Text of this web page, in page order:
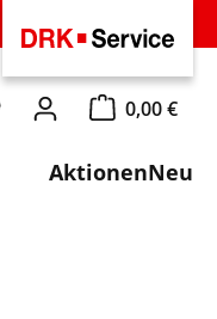
hast 0 Produkte auf
0,00 €
Warenkorb
AktionenNeu